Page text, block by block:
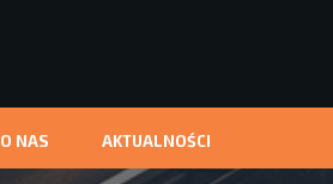
O NAS AKTUALNOŚCI